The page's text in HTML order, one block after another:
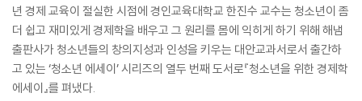
년 경제 교육이 절실한 시점에 경인교육대학교 한진수 교수는 청소년이 좀
더 쉽고 재미있게 경제학을 배우고 그 원리를 몸에 익히게 하기 위해 해냄
출판사가 청소년들의 창의지성과 인성을 키우는 대안교과서로서 출간하
고 있는 ‘청소년 에세이’ 시리즈의 열두 번째 도서로『청소년을 위한 경제학
에세이』를 펴냈다.